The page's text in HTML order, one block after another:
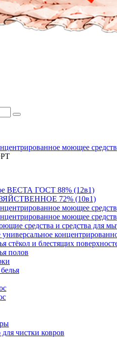
моющее
ВЕСТА ГОСТ 88% (12в1)
72% (10в1)
моющее
моющее
средства и средства для
стёкол и блестящих
полов
чистки ковров